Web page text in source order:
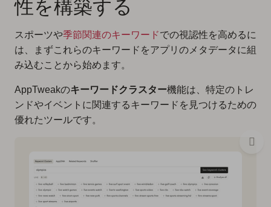
性を構築する
スポーツや季節関連のキーワードでの視認性を高めるに
は、まずこれらのキーワードをアプリのメタデータに組
み込むことから始めます。
AppTweakのキーワードクラスター機能は、特定のトレ
ンドやイベントに関連するキーワードを見つけるための
優れたツールです。